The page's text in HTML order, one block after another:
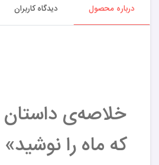
درباره محصول دیدگاه کاربران
خلاصه‌ی
که ماه را نوشید»